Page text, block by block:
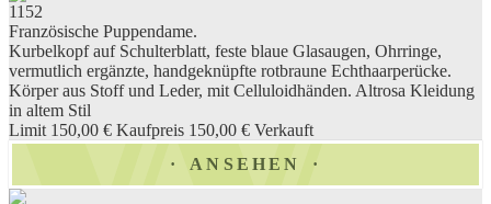
1152
Französische Puppendame.
Kurbelkopf auf Schulterblatt, feste blaue Glasaugen, Ohrringe,
vermutlich ergänzte, handgeknüpfte rotbraune Echthaarperücke.
Körper aus Stoff und Leder, mit Celluloidhänden. Altrosa Kleidung
in altem Stil
Limit 150,00 € Kaufpreis 150,00 € Verkauft
ANSEHEN